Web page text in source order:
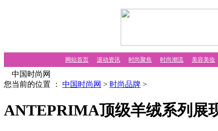
网站首页 滚动资讯 时尚聚焦 时尚潮流 美容美妆
中国时尚网
您当前的位置 ： 中国时尚网 > 时尚品牌 >
ANTEPRIMA顶级羊绒系列展